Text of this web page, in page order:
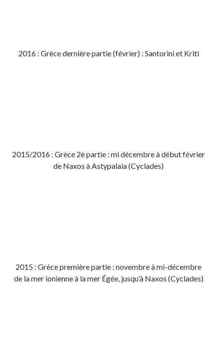
2016 : Grèce dernière partie (février) : Santorini et Kriti
2015/2016 : Grèce 2è partie : mi décembre à début février
de Naxos à Astypalaia (Cyclades)
2015 : Grèce première partie : novembre à mi-décembre
de la mer ionienne à la mer Égée, jusqu’à Naxos (Cyclades)